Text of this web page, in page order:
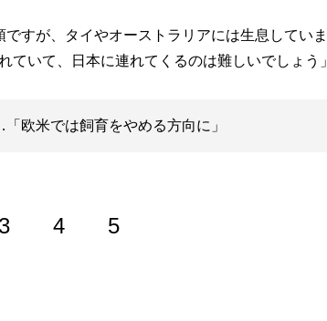
すが、タイやオーストラリアには生息していま
いて、日本に連れてくるのは難しいでしょう」
欧米では飼育をやめる方向に」
3 4 5